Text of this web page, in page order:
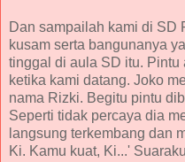
Dan sampailah kami di SD
kusam serta bangunanya
tinggal di aula SD itu.
ketika kami datang. Joko
nama Rizki. Begitu pintu
Seperti tidak percaya dia
langsung terkembang dan
Ki. Kamu kuat, Ki...'